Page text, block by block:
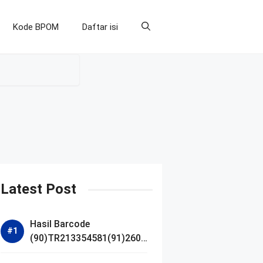
Kode BPOM Daftar isi
Latest Post
Hasil Barcode
(90)TR213354581(91)2607